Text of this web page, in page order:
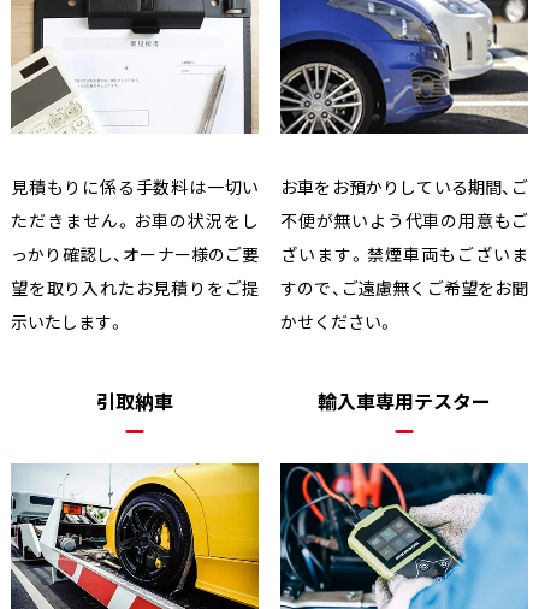
見積もりに係る手数料は一切い
ただきません。お車の状況をし
っかり確認し、オーナー様のご要
望を取り入れたお見積りをご提
示いたします。
お車をお預かりしている期間、ご
不便が無いよう代車の用意もご
ざいます。禁煙車両もございま
すので、ご遠慮無くご希望をお聞
かせください。
引取納車 輸入車専用テスター